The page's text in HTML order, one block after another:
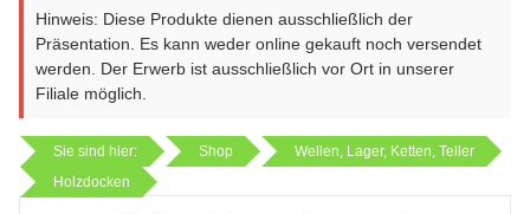
Hinweis: Diese Produkte dienen ausschließlich der
Präsentation. Es kann weder online gekauft noch versendet
werden. Der Erwerb ist ausschließlich vor Ort in unserer
Filiale möglich.
Sie sind hier: Shop
Wellen, Lager, Ketten, Teller
Holzdocken